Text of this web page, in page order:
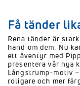
Få tänder
Rena tänder är
hand om dem. Nu
ett äventyr med
presentera vår nya
Långstrump-motiv
roligare och mer